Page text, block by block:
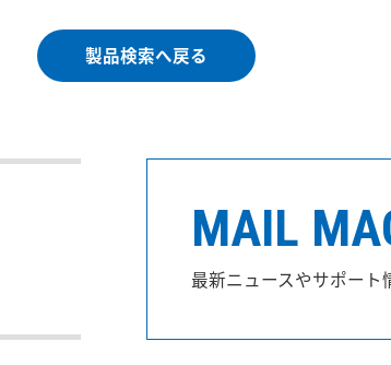
製品検索へ戻る
MAIL
最新ニュースやサポート